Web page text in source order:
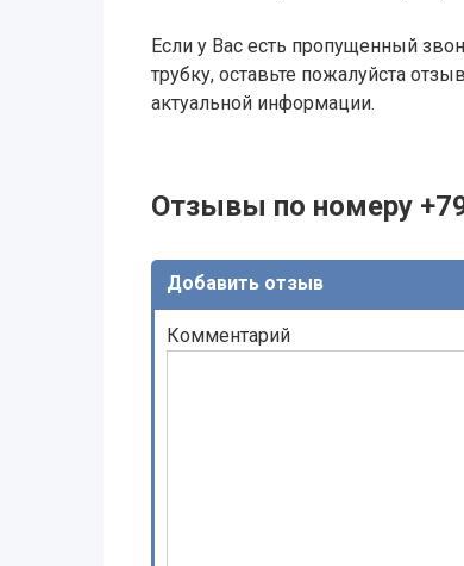
Если у Вас есть пропущенный
трубку, оставьте пожалуйста
актуальной информации.
Отзывы по номеру
Добавить отзыв
Комментарий